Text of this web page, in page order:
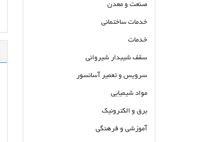
صنعت و معدن
خدمات ساختمانی
خدمات
سقف شیبدار شیروانی
سرویس و تعمیر آسانسور
مواد شیمیایی
برق و الکترونیک
آموزشی و فرهنگی